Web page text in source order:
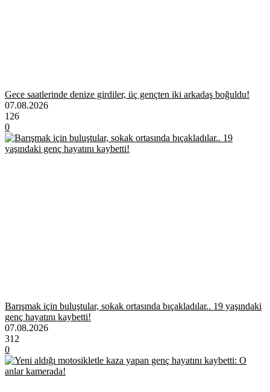
Gece saatlerinde denize girdiler, üç gençten iki arkadaş boğuldu!
07.08.2026
126
0
Barışmak için buluştular, sokak ortasında bıçakladılar.. 19 yaşındaki
genç hayatını kaybetti!
07.08.2026
312
0